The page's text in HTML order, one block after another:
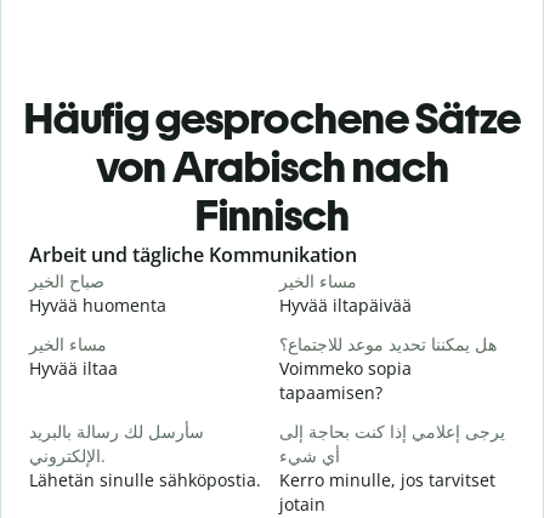
Häufig gesprochene Sätze
von Arabisch nach
Finnisch
Slide 1 of 6
Arbeit und tägliche Kommunikation
صباح الخير
Hyvää huomenta
مساء الخير
Hyvää iltapäivää
مساء الخير
Hyvää iltaa
هل يمكننا تحديد موعد للاجتماع؟
Voimmeko sopia
tapaamisen?
سأرسل لك رسالة بالبريد
الإلكتروني.
Lähetän sinulle sähköpostia.
يرجى إعلامي إذا كنت بحاجة إلى
أي شيء
Kerro minulle, jos tarvitset
jotain